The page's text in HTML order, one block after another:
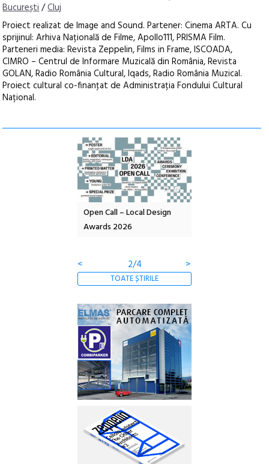
București/Cluj
Proiect realizat de Image and Sound. Partener: Cinema ARTA. Cu
sprijinul: Arhiva Națională de Filme, Apollo111, PRISMA Film.
Parteneri media: Revista Zeppelin, Films in Frame, ISCOADA,
CIMRO – Centrul de Informare Muzicală din România, Revista
GOLAN, Radio România Cultural, Iqads, Radio România Muzical.
Proiect cultural co-finanţat de Administrația Fondului Cultural
Național.
Open Call – Local Design
Awards 2026
<
2/4 >
TOATE ȘTIRILE